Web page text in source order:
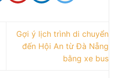
Gợi ý lịch trình di chuyển
đến Hội An từ Đà Nẵng
bằng xe bus